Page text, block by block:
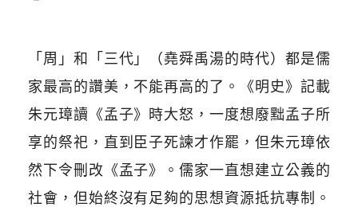
「周」和「三代」（堯舜禹湯的時代）都是儒
家最高的讚美，不能再高的了。《明史》記載
朱元璋讀《孟子》時大怒，一度想廢黜孟子所
享的祭祀，直到臣子死諫才作罷，但朱元璋依
然下令刪改《孟子》。儒家一直想建立公義的
社會，但始終沒有足夠的思想資源抵抗專制。